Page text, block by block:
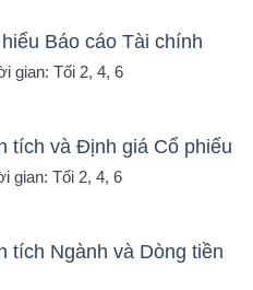
Báo cáo Tài chính
gian: Tối 2, 4, 6
tích và Định giá Cổ phiếu
gian: Tối 2, 4, 6
tích Ngành và Dòng tiền